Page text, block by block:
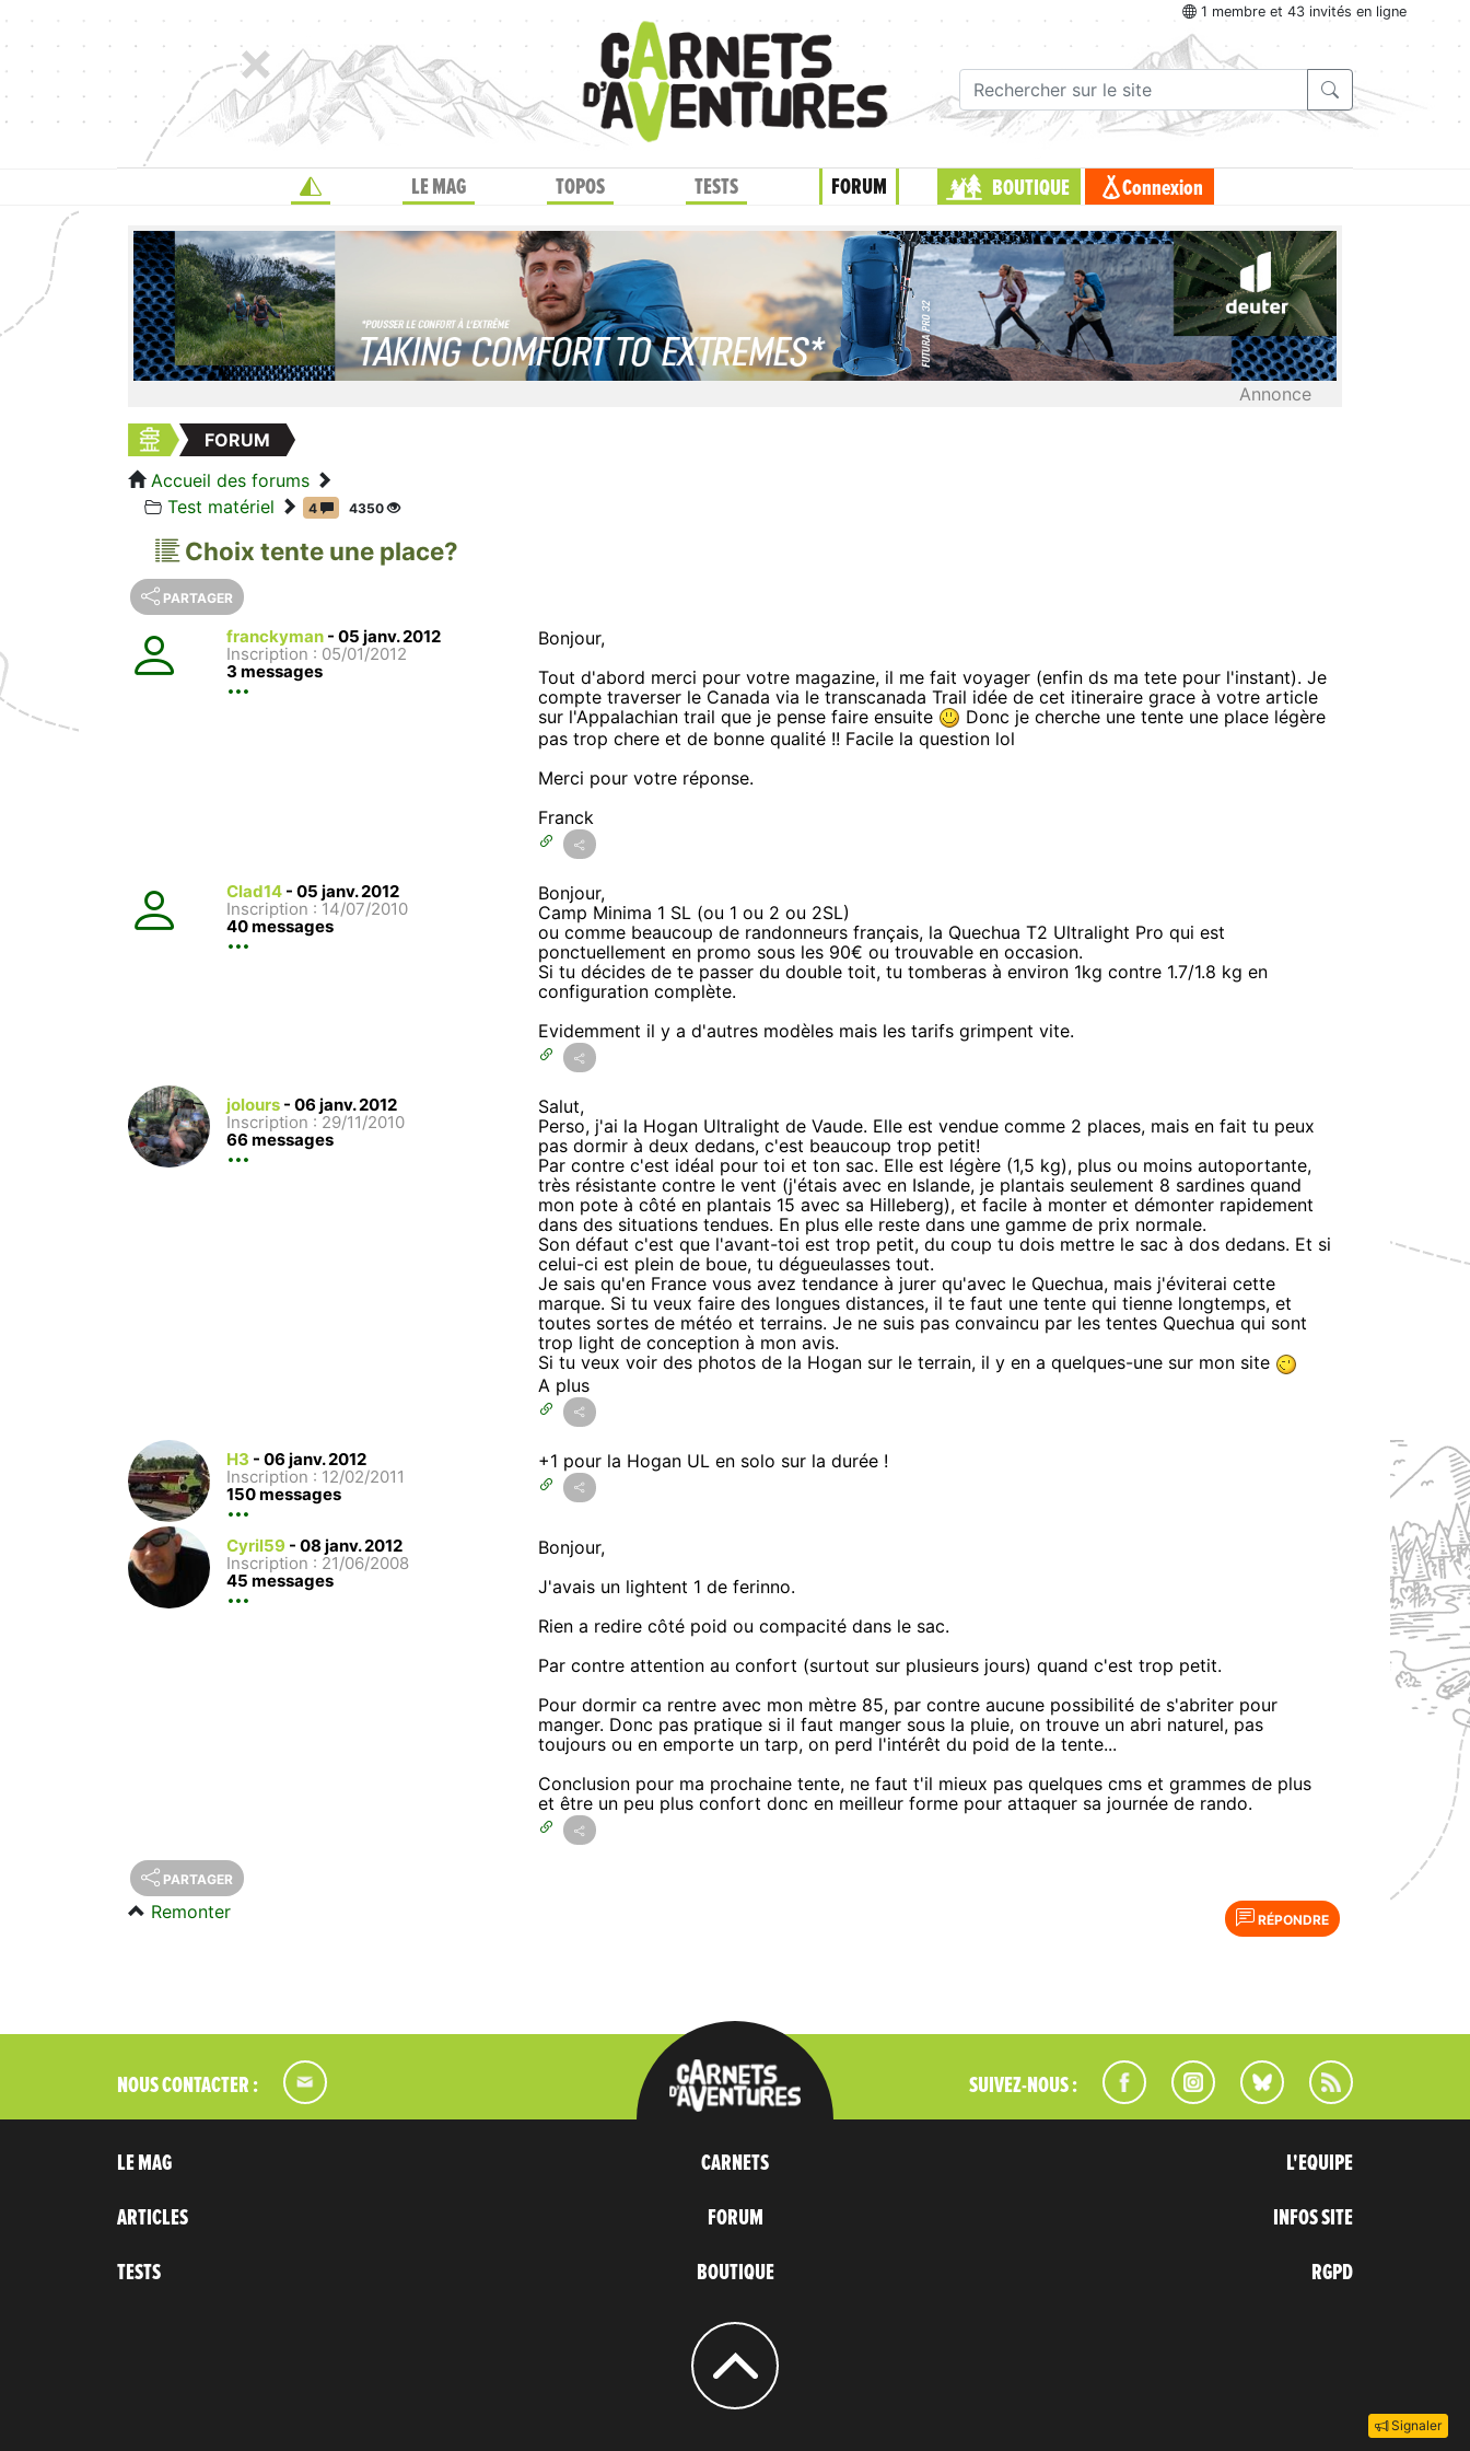
1 membre et 43 invités en ligne
LE MAG TOPOS TESTS FORUM BOUTIQUE Connexion
Annonce
FORUM
Accueil des forums
Test matériel
4 4350
Choix tente une place?
PARTAGER
franckyman - 05 janv. 2012
Inscription : 05/01/2012
3 messages
Bonjour,
Tout d'abord merci pour votre magazine, il me fait voyager (enfin ds ma tete pour l'instant). Je
compte traverser le Canada via le transcanada Trail idée de cet itineraire grace à votre article
sur l'Appalachian trail que je pense faire ensuite
Donc je cherche une tente une place légère
pas trop chere et de bonne qualité !! Facile la question lol
Merci pour votre réponse.
Franck
Clad14 - 05 janv. 2012
Inscription : 14/07/2010
40 messages
Bonjour,
Camp Minima 1 SL (ou 1 ou 2 ou 2SL)
ou comme beaucoup de randonneurs français, la Quechua T2 Ultralight Pro qui est
ponctuellement en promo sous les 90€ ou trouvable en occasion.
Si tu décides de te passer du double toit, tu tomberas à environ 1kg contre 1.7/1.8 kg en
configuration complète.
Evidemment il y a d'autres modèles mais les tarifs grimpent vite.
jolours - 06 janv. 2012
Inscription : 29/11/2010
66 messages
Salut,
Perso, j'ai la Hogan Ultralight de Vaude. Elle est vendue comme 2 places, mais en fait tu peux
pas dormir à deux dedans, c'est beaucoup trop petit!
Par contre c'est idéal pour toi et ton sac. Elle est légère (1,5 kg), plus ou moins autoportante,
très résistante contre le vent (j'étais avec en Islande, je plantais seulement 8 sardines quand
mon pote à côté en plantais 15 avec sa Hilleberg), et facile à monter et démonter rapidement
dans des situations tendues. En plus elle reste dans une gamme de prix normale.
Son défaut c'est que l'avant-toi est trop petit, du coup tu dois mettre le sac à dos dedans. Et si
celui-ci est plein de boue, tu dégueulasses tout.
Je sais qu'en France vous avez tendance à jurer qu'avec le Quechua, mais j'éviterai cette
marque. Si tu veux faire des longues distances, il te faut une tente qui tienne longtemps, et
toutes sortes de météo et terrains. Je ne suis pas convaincu par les tentes Quechua qui sont
trop light de conception à mon avis.
Si tu veux voir des photos de la Hogan sur le terrain, il y en a quelques-une sur mon site
A plus
H3 - 06 janv. 2012
Inscription : 12/02/2011
150 messages
+1 pour la Hogan UL en solo sur la durée !
Cyril59 - 08 janv. 2012
Inscription : 21/06/2008
45 messages
Bonjour,
J'avais un lightent 1 de ferinno.
Rien a redire côté poid ou compacité dans le sac.
Par contre attention au confort (surtout sur plusieurs jours) quand c'est trop petit.
Pour dormir ca rentre avec mon mètre 85, par contre aucune possibilité de s'abriter pour
manger. Donc pas pratique si il faut manger sous la pluie, on trouve un abri naturel, pas
toujours ou en emporte un tarp, on perd l'intérêt du poid de la tente...
Conclusion pour ma prochaine tente, ne faut t'il mieux pas quelques cms et grammes de plus
et être un peu plus confort donc en meilleur forme pour attaquer sa journée de rando.
PARTAGER
RÉPONDRE
Remonter
Signaler
NOUS CONTACTER : SUIVEZ-NOUS :
LE MAG
ARTICLES
TESTS
CARNETS
FORUM
BOUTIQUE
L'EQUIPE
INFOS SITE
RGPD